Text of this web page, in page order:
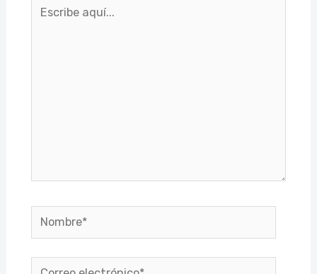
Nombre*
Correo